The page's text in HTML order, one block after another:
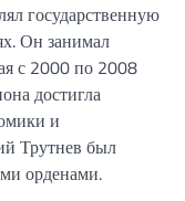
государственную
Он занимал
с 2000 по 2008
достигла
и
Трутнев был
орденами.